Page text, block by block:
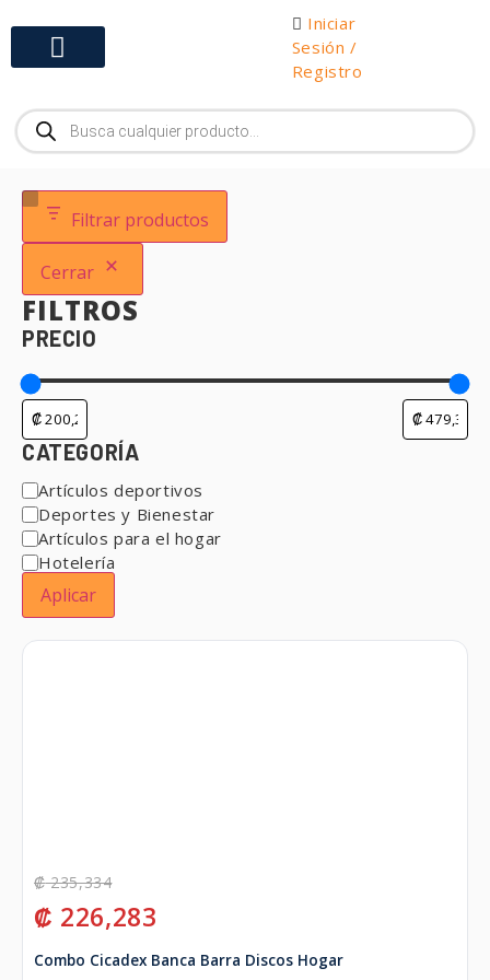
Iniciar
Sesión /
Registro
Filtrar productos
Cerrar
FILTROS
PRECIO
CATEGORÍA
Artículos deportivos
Deportes y Bienestar
Artículos para el hogar
Hotelería
Aplicar
₡235,334
₡ 226,283
Combo Cicadex Banca Barra Discos Hogar